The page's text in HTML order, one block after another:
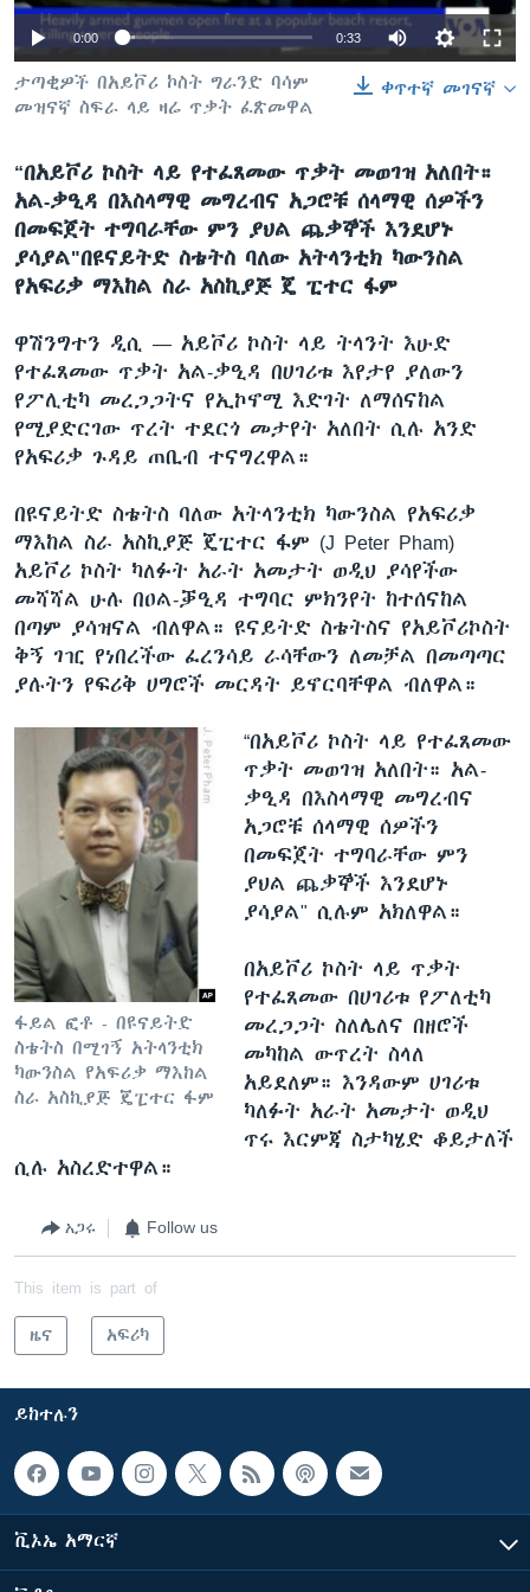
ቋንቋዎች
0:00 0:33
ቀጥተኛ መገናኛ
ታጣቂዎች በአይቮሪ ኮስት ግራንድ ባሳም
መዝናኛ ስፍራ ላይ ዛሬ ጥቃት ፈጽመዋል
“በአይቮሪ ኮስት ላይ የተፈጸመው ጥቃት መወገዝ አለበት።
አል-ቃዒዳ በእስላማዊ መግረብና አጋሮቹ ሰላማዊ ሰዎችን
በመፍጀት ተግባራቸው ምን ያህል ጨቃኞች እንደሆኑ
ያሳያል"በዩናይትድ ስቴትስ ባለው አትላንቲክ ካውንስል
የአፍሪቃ ማእከል ስራ አስኪያጅ ጄ ፒተር ፋም
ዋሽንግተን ዲሲ — አይቮሪ ኮስት ላይ ትላንት እሁድ
የተፈጸመው ጥቃት አል-ቃዒዳ በሀገሪቱ እየታየ ያለውን
የፖሊቲካ መረጋጋትና የኢኮኖሚ እድገት ለማሰናከል
የሚያድርገው ጥረት ተደርጎ መታየት አለበት ሲሉ አንድ
የአፍሪቃ ጉዳይ ጠቢብ ተናግረዋል።
በዩናይትድ ስቴትስ ባለው አትላንቲክ ካውንስል የአፍሪቃ
ማእከል ስራ አስኪያጅ ጄፒተር ፋም (J Peter Pham)
አይቮሪ ኮስት ካለፉት አራት አመታት ወዲህ ያሳየችው
መሻሻል ሁሉ በዐል-ቓዒዳ ተግባር ምክንየት ከተሰናከል
በጣም ያሳዝናል ብለዋል። ዩናይትድ ስቴትስና የአይቮሪኮስት
ቅኝ ገዢ የነበረችው ፈረንሳይ ራሳቸውን ለመቻል በመጣጣር
ያሉትን የፍሪቅ ሀግሮች መርዳት ይኖርባቸዋል ብለዋል።
ፋይል ፎቶ - በዩናይትድ
ስቴትስ በሚገኝ አትላንቲክ
ካውንስል የአፍሪቃ ማእከል
ስራ አስኪያጅ ጄፒተር ፋም
“በአይቮሪ ኮስት ላይ የተፈጸመው
ጥቃት መወገዝ አለበት። አል-
ቃዒዳ በእስላማዊ መግረብና
አጋሮቹ ሰላማዊ ሰዎችን
በመፍጀት ተግባራቸው ምን
ያህል ጨቃኞች እንደሆኑ
ያሳያል" ሲሉም አክለዋል።
በአይቮሪ ኮስት ላይ ጥቃት
የተፈጸመው በሀገሪቱ የፖለቲካ
መረጋጋት ስለሌለና በዘሮች
መካከል ውጥረት ስላለ
አይደለም። እንዳውም ሀገሪቱ
ካለፉት አራት አመታት ወዲህ
ጥሩ እርምጃ ስታካሄድ ቆይታለች
ሲሉ አስረድተዋል።
አጋሩ Follow us
This item is part of
ዜና አፍሪካ
ይከተሉን
ቪኦኤ አማርኛ